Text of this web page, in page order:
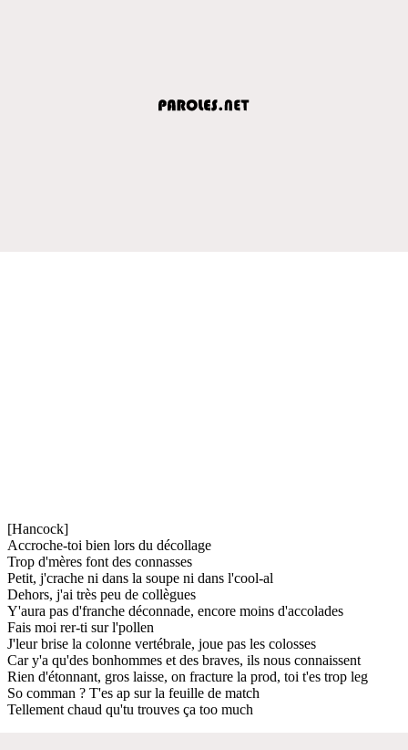
[Hancock]
Accroche-toi bien lors du décollage
Trop d'mères font des connasses
Petit, j'crache ni dans la soupe ni dans l'cool-al
Dehors, j'ai très peu de collègues
Y'aura pas d'franche déconnade, encore moins d'accolades
Fais moi rer-ti sur l'pollen
J'leur brise la colonne vertébrale, joue pas les colosses
Car y'a qu'des bonhommes et des braves, ils nous connaissent
Rien d'étonnant, gros laisse, on fracture la prod, toi t'es trop leg
So comman ? T'es ap sur la feuille de match
Tellement chaud qu'tu trouves ça too much